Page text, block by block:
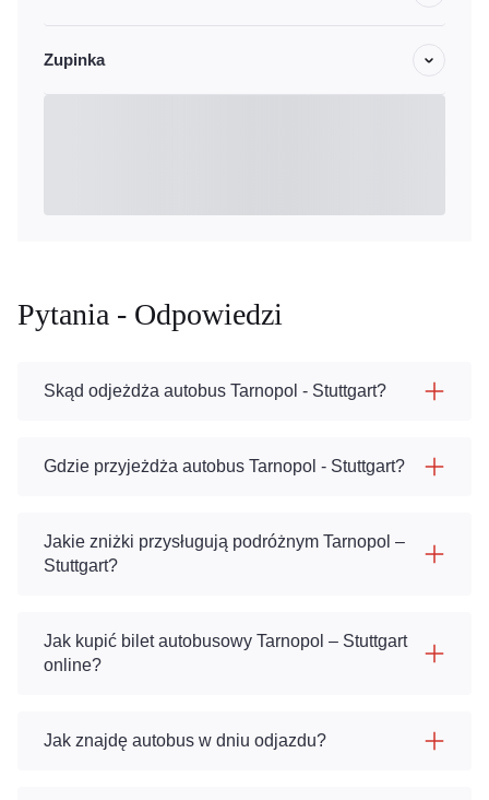
Zupinka
Pytania - Odpowiedzi
Skąd odjeżdża autobus Tarnopol - Stuttgart?
Gdzie przyjeżdża autobus Tarnopol - Stuttgart?
Jakie zniżki przysługują podróżnym Tarnopol –
Stuttgart?
Jak kupić bilet autobusowy Tarnopol – Stuttgart
online?
Jak znajdę autobus w dniu odjazdu?